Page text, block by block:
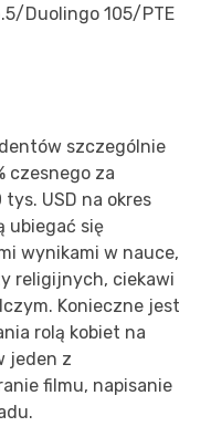
Duolingo 105/PTE
szczególnie
czesnego za
USD na okres
ubiegać się
wynikami w nauce,
religijnych, ciekawi
Konieczne jest
rolą kobiet na
jeden z
filmu, napisanie